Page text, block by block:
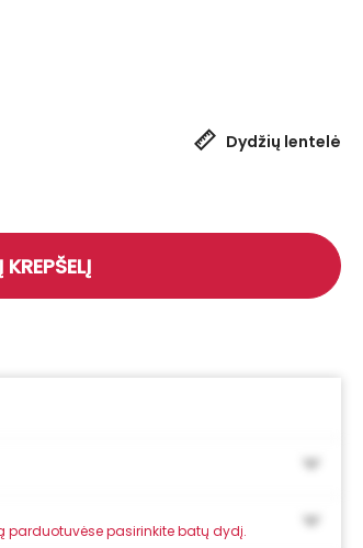
Dydžių lentelė
KREPŠELĮ
pasirinkite batų dydį.